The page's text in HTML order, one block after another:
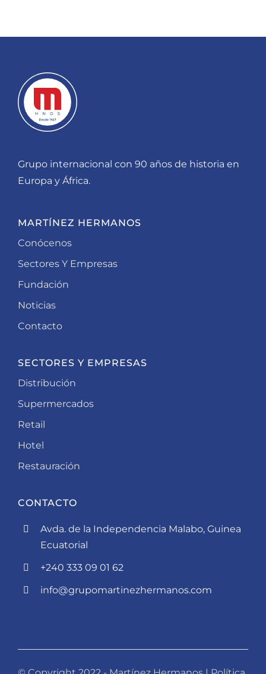
Grupo internacional con 90 años de historia en
Europa y África.
MARTÍNEZ HERMANOS
Conócenos
Sectores Y Empresas
Fundación
Noticias
Contacto
SECTORES Y EMPRESAS
Distribución
Supermercados
Retail
Hotel
Restauración
CONTACTO
Avda. de la Independencia Malabo, Guinea
Ecuatorial
+240 333 09 01 62
info@grupomartinezhermanos.com